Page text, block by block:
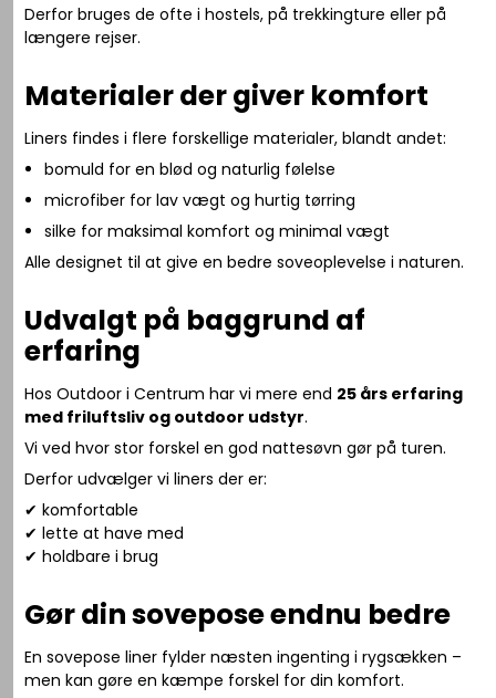
Derfor bruges de ofte i hostels, på trekkingture eller på
længere rejser.
Materialer der giver komfort
Liners findes i flere forskellige materialer, blandt andet:
bomuld for en blød og naturlig følelse
microfiber for lav vægt og hurtig tørring
silke for maksimal komfort og minimal vægt
Alle designet til at give en bedre soveoplevelse i naturen.
Udvalgt på baggrund af
erfaring
Hos Outdoor i Centrum har vi mere end 25 års erfaring
med friluftsliv og outdoor udstyr.
Vi ved hvor stor forskel en god nattesøvn gør på turen.
Derfor udvælger vi liners der er:
✔ komfortable
✔ lette at have med
✔ holdbare i brug
Gør din sovepose endnu bedre
En sovepose liner fylder næsten ingenting i rygsækken –
men kan gøre en kæmpe forskel for din komfort.